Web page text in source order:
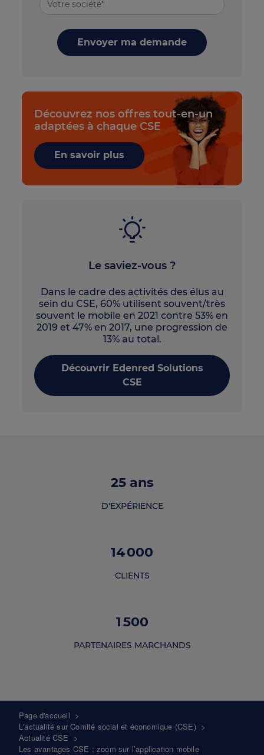
Envoyer ma demande
Découvrez nos offres tout-en-un
adaptées à chaque CSE
En savoir plus
Le saviez-vous ?
Dans le cadre des activités des élus au
sein du CSE, 60% utilisent souvent/très
souvent le mobile en 2021 contre 53% en
2019 et 47% en 2017, une progression de
13% au total.
Découvrir Edenred Solutions
CSE
25ans
D'EXPÉRIENCE
14 000
CLIENTS
1 500
PARTENAIRES MARCHANDS
Fil
d'Ariane
Page d'accueil >
L'actualité sur Comité social et économique (CSE)>
Actualité CSE >
Les avantages CSE : zoom sur l’application mobile